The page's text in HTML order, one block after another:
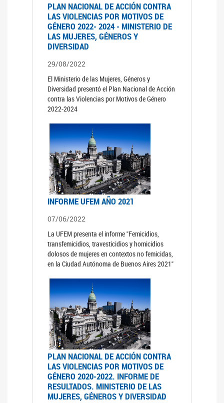
PLAN NACIONAL DE ACCIÓN CONTRA
LAS VIOLENCIAS POR MOTIVOS DE
GÉNERO 2022- 2024 - MINISTERIO DE
LAS MUJERES, GÉNEROS Y
DIVERSIDAD
29/08/2022
El Ministerio de las Mujeres, Géneros y
Diversidad presentó el Plan Nacional de Acción
contra las Violencias por Motivos de Género
2022-2024
INFORME UFEM AÑO 2021
07/06/2022
La UFEM presenta el informe "Femicidios,
transfemicidios, travesticidios y homicidios
dolosos de mujeres en contextos no femicidas,
en la Ciudad Autónoma de Buenos Aires 2021"
PLAN NACIONAL DE ACCIÓN CONTRA
LAS VIOLENCIAS POR MOTIVOS DE
GÉNERO 2020-2022. INFORME DE
RESULTADOS. MINISTERIO DE LAS
MUJERES, GÉNEROS Y DIVERSIDAD